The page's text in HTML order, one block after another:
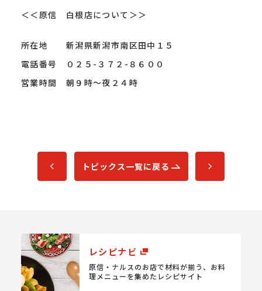
＜＜原信 白根店について＞＞
所在地 新潟県新潟市南区田中１５
電話番号 ０２５-３７２-８６００
営業時間 朝９時～夜２４時
トピックス一覧に戻る
レシピナビ
原信・ナルスのお店で材料が揃う、 お料
理メニューを集めたレシピサイト